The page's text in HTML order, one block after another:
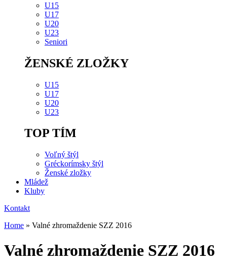
U15
U17
U20
U23
Seniori
ŽENSKÉ ZLOŽKY
U15
U17
U20
U23
TOP TÍM
Voľný štýl
Gréckorímsky štýl
Ženské zložky
Mládež
Kluby
Kontakt
Home » Valné zhromaždenie SZZ 2016
Valné zhromaždenie SZZ 2016